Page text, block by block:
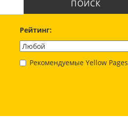
ПОИСК
Рейтинг:
Рекомендуемые Yellow Pages